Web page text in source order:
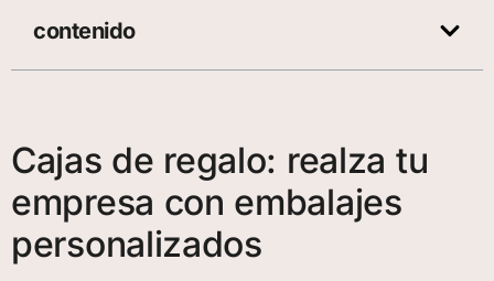
contenido
Cajas de regalo: realza tu
empresa con embalajes
personalizados